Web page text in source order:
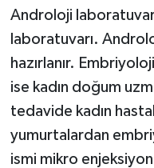
Androloji
laboratuvarı.
hazırlanır.
ise kadın doğum
tedavide kadın
yumurtalardan
ismi mikro